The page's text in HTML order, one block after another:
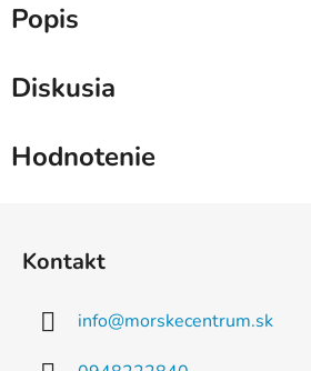
Popis
Diskusia
Hodnotenie
Kontakt
info@morskecentrum.sk